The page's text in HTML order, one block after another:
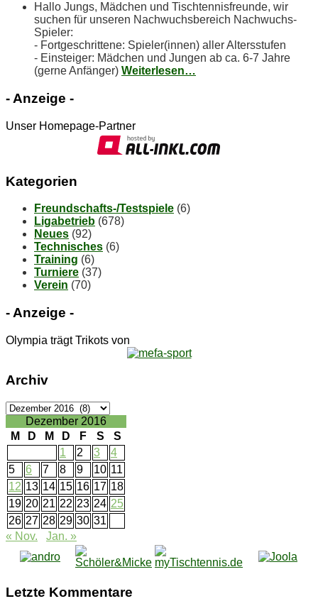
Hallo Jungs, Mädchen und Tischtennisfreunde, wir
suchen für unseren Nachwuchsbereich Nachwuchs-
Spieler:
- Fortgeschrittene: Spieler(innen) aller Altersstufen
- Einsteiger: Mädchen und Jungen ab ca. 6-7 Jahre
(gerne Anfänger) Weiterlesen…
- An­zei­ge -
Unser Homepage-Partner
Ka­te­go­rien
Freundschafts-/Testspiele (6)
Ligabetrieb (678)
Neues (92)
Technisches (6)
Training (6)
Turniere (37)
Verein (70)
- An­zei­ge -
Olympia trägt Trikots von
Ar­chiv
Ar­
Dezember 2016
M
D M D F S
S
1
2 3
4
5
6 7 8 9 10 11
12 13 14 15 16 17 18
19 20 21 22 23 24 25
26 27 28 29 30 31
« Nov.
Jan. »
Letz­te Kommentare